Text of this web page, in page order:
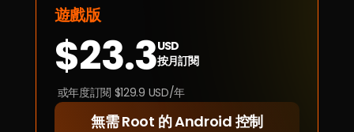
$23.3USD
按月訂閱
或年度訂閱 $129.9 USD/年
遊戲版
無需 Root 的 Android 控制